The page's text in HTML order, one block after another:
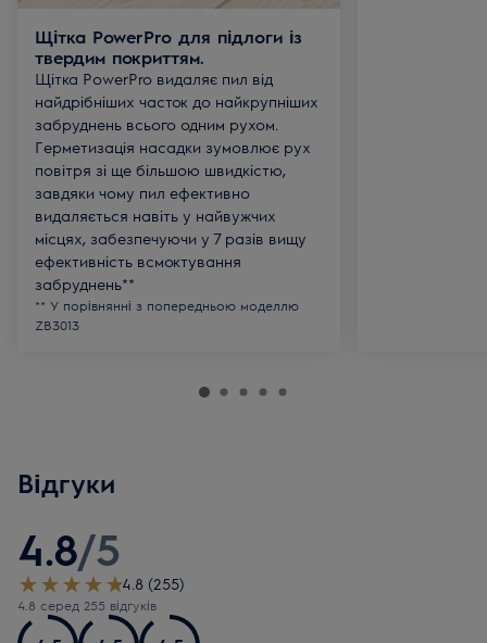
Щітка PowerPro для підлоги із
твердим покриттям.
Щітка PowerPro видаляє пил від
найдрібніших часток до найкрупніших
забруднень всього одним рухом.
Герметизація насадки зумовлює рух
повітря зі ще більшою швидкістю,
завдяки чому пил ефективно
видаляється навіть у найвужчих
місцях, забезпечуючи у 7 разів вищу
ефективність всмоктування
забруднень**
** У порівнянні з попередньою моделлю
ZB3013
Відгуки
4.8/5
4.8 (255)
4.8 серед 255 відгуків